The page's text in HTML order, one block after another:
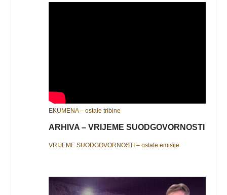
EKUMENA – ostale tribine
ARHIVA – VRIJEME SUODGOVORNOSTI
VRIJEME SUODGOVORNOSTI – ostale emisije